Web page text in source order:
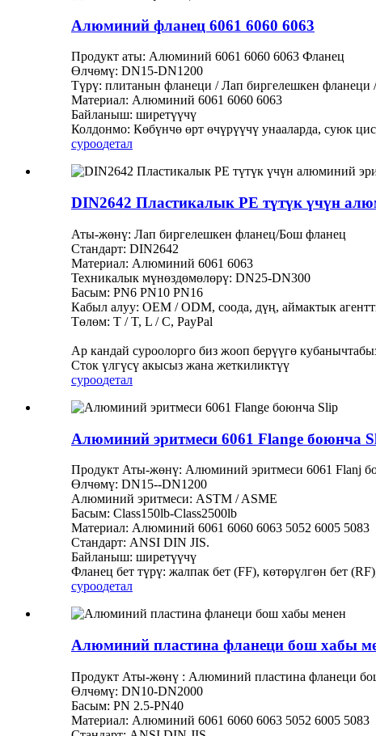
Алюминий фланец 6061 6060 6063
Продукт аты: Алюминий 6061 6060 6063 Фланец
Өлчөмү: DN15-DN1200
Түрү: плитанын фланеци / Лап биргелешкен фланеци
Материал: Алюминий 6061 6060 6063
Байланыш: ширетүүчү
Колдонмо: Көбүнчө өрт өчүрүүчү унааларда, суюк
суроодетал
DIN2642 Пластикалык PE түтүк үчүн
Аты-жөнү: Лап биргелешкен фланец/Бош фланец
Стандарт: DIN2642
Материал: Алюминий 6061 6063
Техникалык мүнөздөмөлөрү: DN25-DN300
Басым: PN6 PN10 PN16
Кабыл алуу: OEM / ODM, соода, дүң, аймактык
Төлөм: T / T, L / C, PayPal
Ар кандай суроолорго биз жооп берүүгө
Сток үлгүсү акысыз жана жеткиликтүү
суроодетал
Алюминий эритмеси 6061 Flange боюнча
Продукт Аты-жөнү: Алюминий эритмеси 6061 Flanj
Өлчөмү: DN15--DN1200
Алюминий эритмеси: ASTM / ASME
Басым: Class150lb-Class2500lb
Материал: Алюминий 6061 6060 6063 5052 6005 5083
Стандарт: ANSI DIN JIS.
Байланыш: ширетүүчү
Фланец бет түрү: жалпак бет (FF), көтөрүлгөн бет
суроодетал
Алюминий пластина фланеци бош хабы
Продукт Аты-жөнү : Алюминий пластина фланеци
Өлчөмү: DN10-DN2000
Басым: PN 2.5-PN40
Материал: Алюминий 6061 6060 6063 5052 6005 5083